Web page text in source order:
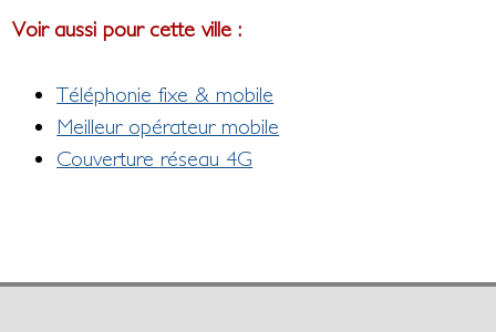
Voir aussi pour cette ville :
Téléphonie fixe & mobile
Meilleur opérateur mobile
Couverture réseau 4G